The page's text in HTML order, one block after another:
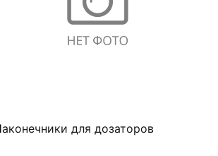
для дозаторов